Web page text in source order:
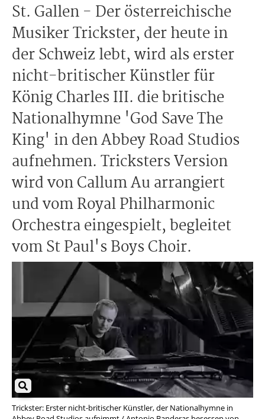
St. Gallen - Der österreichische
Musiker Trickster, der heute in
der Schweiz lebt, wird als erster
nicht-britischer Künstler für
König Charles III. die britische
Nationalhymne 'God Save The
King' in den Abbey Road Studios
aufnehmen. Tricksters Version
wird von Callum Au arrangiert
und vom Royal Philharmonic
Orchestra eingespielt, begleitet
vom St Paul's Boys Choir.
Trickster: Erster nicht-britischer Künstler, der Nationalhymne in